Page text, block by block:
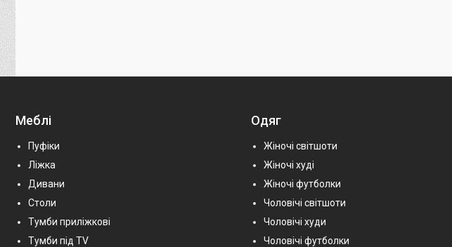
Меблі
Пуфіки
Ліжка
Дивани
Столи
Тумби приліжкові
Тумби під TV
Одяг
Жіночі світшоти
Жіночі худі
Жіночі футболки
Чоловічі світшоти
Чоловічі худи
Чоловічі футболки